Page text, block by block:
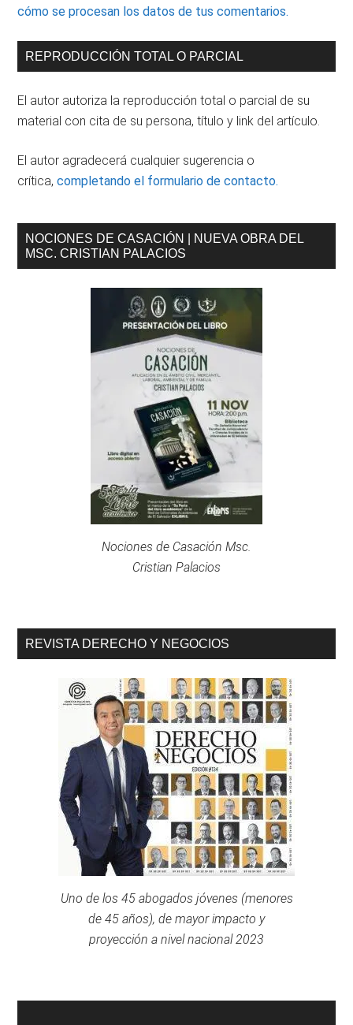
cómo se procesan los datos de tus comentarios.
Barra
principal
REPRODUCCIÓN TOTAL O PARCIAL
El autor autoriza la reproducción total o parcial de su
material con cita de su persona, título y link del artículo.
El autor agradecerá cualquier sugerencia o
crítica,completando el formulario de contacto.
NOCIONES DE CASACIÓN | NUEVA OBRA DEL
MSC. CRISTIAN PALACIOS
Nociones de Casación Msc.
Cristian Palacios
REVISTA DERECHO Y NEGOCIOS
Uno de los 45 abogados jóvenes (menores
de 45 años), de mayor impacto y
proyección a nivel nacional 2023